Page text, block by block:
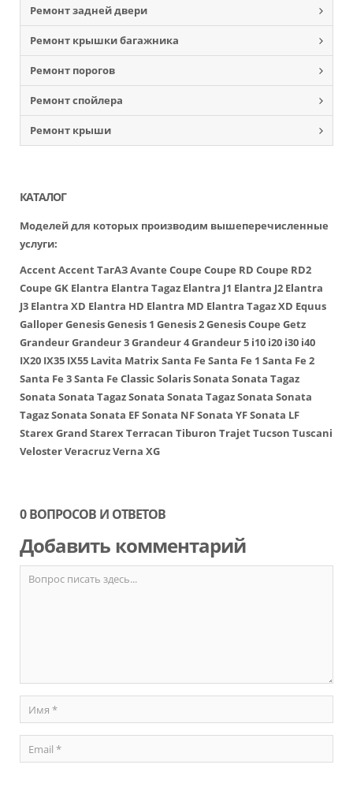
Ремонт задней двери
Ремонт крышки багажника
Ремонт порогов
Ремонт спойлера
Ремонт крыши
КАТАЛОГ
Моделей для которых производим вышеперечисленные
услуги:
AccentAccent ТагАЗAvante Coupe Coupe RD Coupe RD2
Coupe GK Elantra Elantra Tagaz Elantra J1 Elantra J2 Elantra
J3 Elantra XD Elantra HD Elantra MD Elantra Tagaz XD Equus
GalloperGenesisGenesis 1 Genesis 2Genesis Coupe Getz
GrandeurGrandeur 3Grandeur 4Grandeur 5 i10 i20 i30 i40
IX20 IX35 IX55 Lavita MatrixSanta Fe Santa Fe 1 Santa Fe 2
Santa Fe 3Santa Fe Classic SolarisSonata Sonata Tagaz
Sonata Sonata TagazSonata Sonata TagazSonata Sonata
TagazSonata Sonata EFSonata NFSonata YFSonata LF
StarexGrand StarexTerracan Tiburon TrajetTucson Tuscani
VelosterVeracruzVerna XG
0 ВОПРОСОВ И ОТВЕТОВ
Добавить комментарий